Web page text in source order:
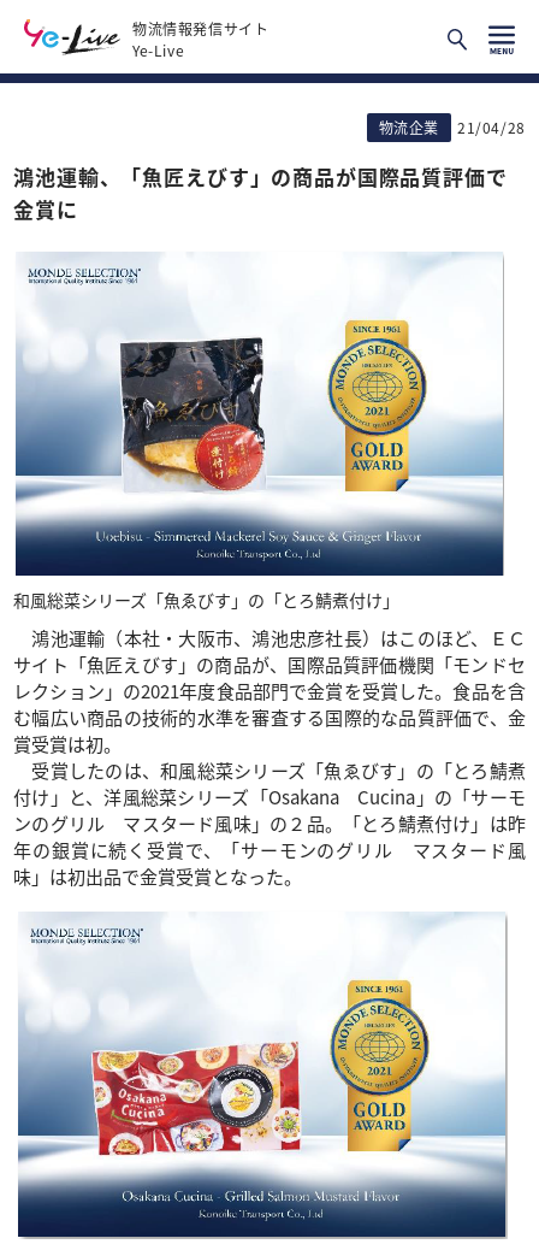
物流情報発信サイト
Ye-Live
物流企業 21/04/28
鴻池運輸、「魚匠えびす」の商品が国際品質評価で
金賞に
和風総菜シリーズ「魚ゑびす」の「とろ鯖煮付け」
鴻池運輸（本社・大阪市、鴻池忠彦社長）はこのほど、ＥＣ
サイト「魚匠えびす」の商品が、国際品質評価機関「モンドセ
レクション」の2021年度食品部門で金賞を受賞した。食品を含
む幅広い商品の技術的水準を審査する国際的な品質評価で、金
賞受賞は初。
受賞したのは、和風総菜シリーズ「魚ゑびす」の「とろ鯖煮
付け」と、洋風総菜シリーズ「Osakana Cucina」の「サーモ
ンのグリル マスタード風味」の２品。「とろ鯖煮付け」は昨
年の銀賞に続く受賞で、「サーモンのグリル マスタード風
味」は初出品で金賞受賞となった。